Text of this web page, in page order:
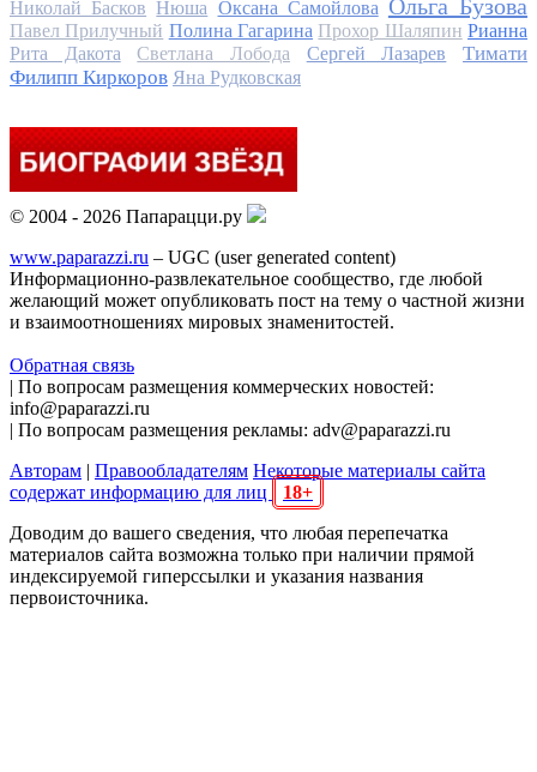
Николай Басков Нюша Оксана Самойлова Ольга Бузова
Павел Прилучный Полина Гагарина Прохор Шаляпин Рианна
Рита Дакота
Светлана Лобода Сергей Лазарев
Тимати
Филипп Киркоров Яна Рудковская
© 2004 - 2026 Папарацци.ру
www.paparazzi.ru – UGC (user generated content)
Информационно-развлекательное сообщество, где любой
желающий может опубликовать пост на тему о частной жизни
и взаимоотношениях мировых знаменитостей.
Обратная связь
| По вопросам размещения коммерческих новостей:
info@paparazzi.ru
| По вопросам размещения рекламы: adv@paparazzi.ru
Авторам | Правообладателям Некоторые материалы сайта
содержат информацию для лиц
18+
Доводим до вашего сведения, что любая перепечатка
материалов сайта возможна только при наличии прямой
индексируемой гиперссылки и указания названия
первоисточника.